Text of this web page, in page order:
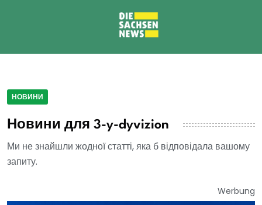
НОВИНИ
Новини для 3-y-dyvizion
Ми не знайшли жодної статті, яка б відповідала вашому
запиту.
Werbung